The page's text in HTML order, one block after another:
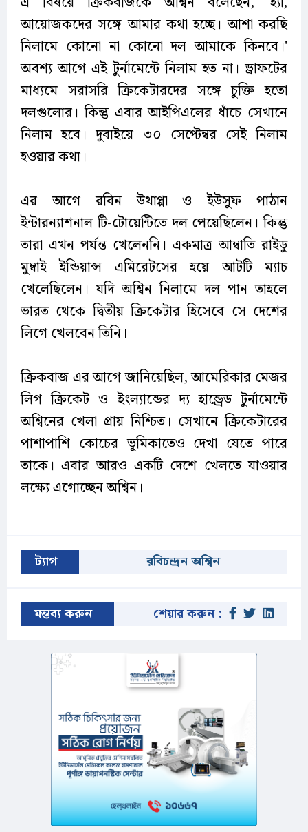
আয়োজকদের সঙ্গে আমার কথা হচ্ছে। আশা করছি
নিলামে কোনো না কোনো দল আমাকে কিনবে।'
অবশ্য আগে এই টুর্নামেন্টে নিলাম হত না। ড্রাফটের
মাধ্যমে সরাসরি ক্রিকেটারদের সঙ্গে চুক্তি হতো
দলগুলোর। কিন্তু এবার আইপিএলের ধাঁচে সেখানে
নিলাম হবে। দুবাইয়ে ৩০ সেপ্টেম্বর সেই নিলাম
হওয়ার কথা।
এর আগে রবিন উথাপ্পা ও ইউসুফ পাঠান
ইন্টারন্যাশনাল টি-টোয়েন্টিতে দল পেয়েছিলেন। কিন্তু
তারা এখন পর্যন্ত খেলেননি। একমাত্র আম্বাতি রাইডু
মুম্বাই ইন্ডিয়ান্স এমিরেটসের হয়ে আটটি ম্যাচ
খেলেছিলেন। যদি অশ্বিন নিলামে দল পান তাহলে
ভারত থেকে দ্বিতীয় ক্রিকেটার হিসেবে সে দেশের
লিগে খেলবেন তিনি।
ক্রিকবাজ এর আগে জানিয়েছিল, আমেরিকার মেজর
লিগ ক্রিকেট ও ইংল্যান্ডের দ্য হান্ড্রেড টুর্নামেন্টে
অশ্বিনের খেলা প্রায় নিশ্চিত। সেখানে ক্রিকেটারের
পাশাপাশি কোচের ভূমিকাতেও দেখা যেতে পারে
তাকে। এবার আরও একটি দেশে খেলতে যাওয়ার
লক্ষ্যে এগোচ্ছেন অশ্বিন।
ট্যাগ রবিচন্দ্রন অশ্বিন
মন্তব্য করুন শেয়ার করুন :